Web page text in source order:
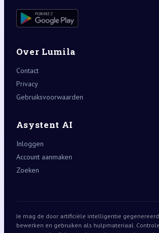
Over Lumila
Contact
Privacy
Gebruiksvoorwaarden
Asystent AI
Inloggen
Account aanmaken
Zoeken
Je mag de door artificiële intelligentie
bewerken en gebruiken als hulpmateriaal.